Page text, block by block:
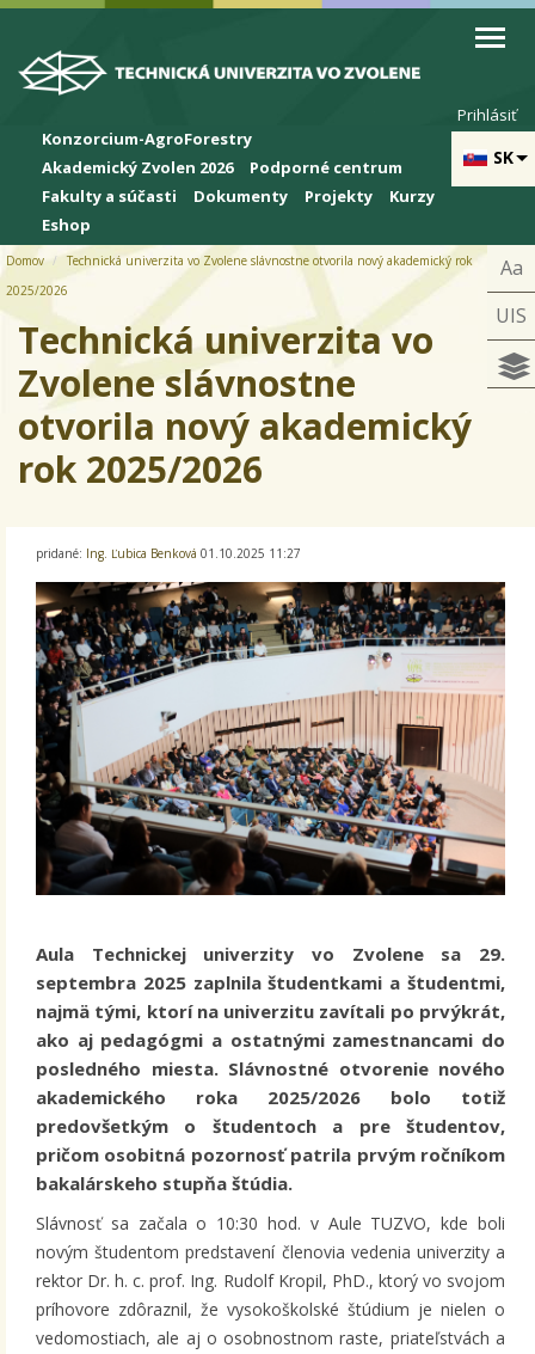
Skip to cookies
Skip to navigation
Skočiť na hlavný obsah
SK
Prihlásiť
Konzorcium-AgroForestry
Akademický Zvolen 2026
Podporné centrum
Fakulty a súčasti
Dokumenty Projekty
Kurzy
Eshop
Aa
UIS
Domov
Technická univerzita vo Zvolene slávnostne otvorila nový akademický rok
2025/2026
Technická univerzita vo
Zvolene slávnostne
otvorila nový akademický
rok 2025/2026
pridané: Ing. Ľubica Benková 01.10.2025 11:27
Aula Technickej univerzity vo Zvolene sa 29.
septembra 2025 zaplnila študentkami a študentmi,
najmä tými, ktorí na univerzitu zavítali po prvýkrát,
ako aj pedagógmi a ostatnými zamestnancami do
posledného miesta. Slávnostné otvorenie nového
akademického roka 2025/2026 bolo totiž
predovšetkým o študentoch a pre študentov,
pričom osobitná pozornosť patrila prvým ročníkom
bakalárskeho stupňa štúdia.
Slávnosť sa začala o 10:30 hod. v Aule TUZVO, kde boli
novým študentom predstavení členovia vedenia univerzity a
rektor Dr. h. c. prof. Ing. Rudolf Kropil, PhD., ktorý vo svojom
príhovore zdôraznil, že vysokoškolské štúdium je nielen o
vedomostiach, ale aj o osobnostnom raste, priateľstvách a